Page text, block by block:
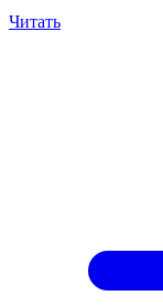
Читать